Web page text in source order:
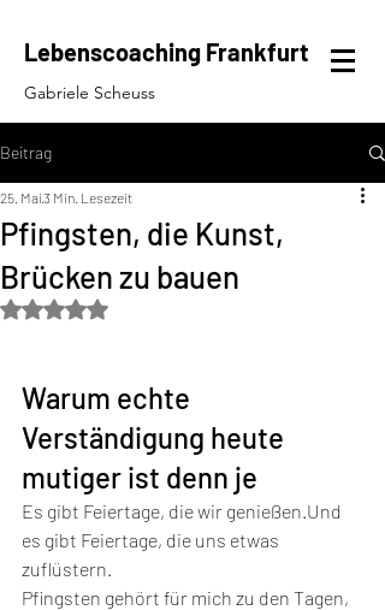
Lebenscoaching Frankfurt
Gabriele Scheuss
Beitrag
Pfingsten, die Kunst,
Brücken zu bauen
25. Mai3 Min. Lesezeit
Mit NaN von 5 Sternen bewertet.
Warum echte
Verständigung heute
mutiger ist denn je
Es gibt Feiertage, die wir genießen.Und
es gibt Feiertage, die uns etwas
zuflüstern.
Pfingsten gehört für mich zu den Tagen,